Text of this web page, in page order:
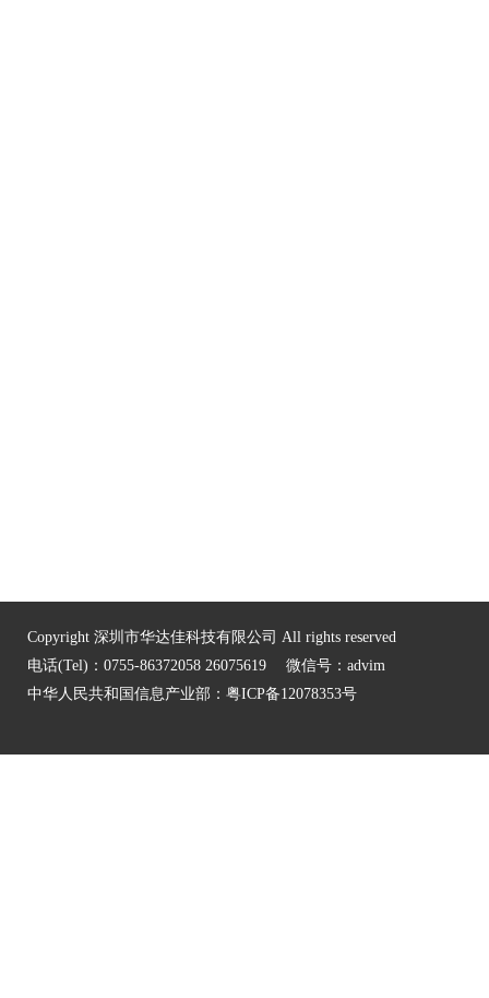
Copyright 深圳市华达佳科技有限公司 All rights reserved
电话(Tel)：0755-86372058 26075619 微信号：advim
中华人民共和国信息产业部： 粤ICP备12078353号